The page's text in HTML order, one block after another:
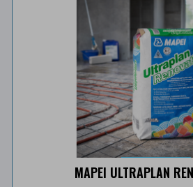
MAPEI ULTRAPLAN